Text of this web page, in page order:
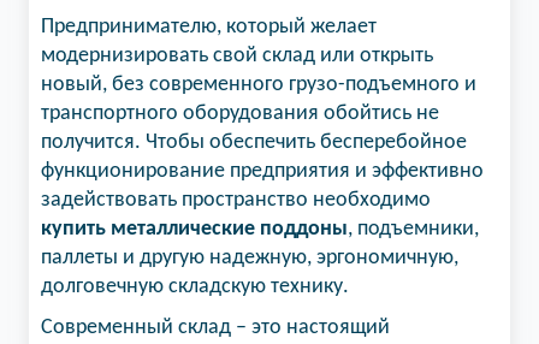
Предпринимателю, который желает
модернизировать свой склад или открыть
новый, без современного грузо-подъемного и
транспортного оборудования обойтись не
получится. Чтобы обеспечить бесперебойное
функционирование предприятия и эффективно
задействовать пространство необходимо
купить металлические поддоны, подъемники,
паллеты и другую надежную, эргономичную,
долговечную складскую технику.
Современный склад – это настоящий